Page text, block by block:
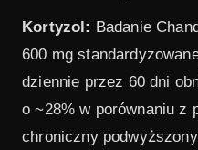
Kortyzol: Badanie
600 mg
dziennie przez 60 dni
o ~28% w porównaniu z
chroniczny